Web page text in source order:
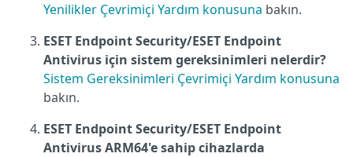
Yenilikler Çevrimiçi Yardım konusuna bakın.
ESET Endpoint Security/ESET Endpoint
Antivirus için sistem gereksinimleri nelerdir?
Sistem Gereksinimleri Çevrimiçi Yardım konusuna
bakın.
ESET Endpoint Security/ESET Endpoint
Antivirus ARM64'e sahip cihazlarda